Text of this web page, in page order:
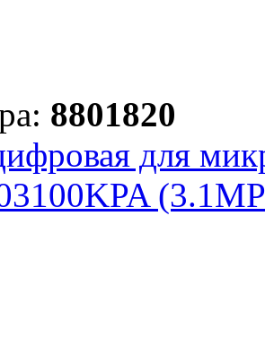
8801820
для